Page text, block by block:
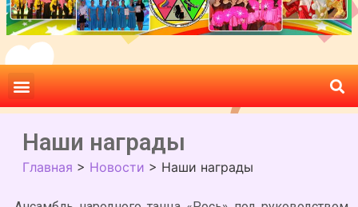
Наши награды
Главная > Новости > Наши награды